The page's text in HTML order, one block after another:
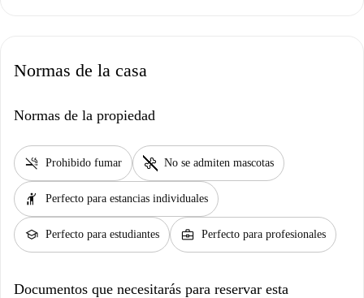
Normas de la casa
Normas de la propiedad
smoke_free Prohibido fumar pet_supplies No se admiten mascotas
hail Perfecto para estancias individuales
school Perfecto para estudiantes business_center Perfecto para profesionales
Documentos que necesitarás para reservar esta